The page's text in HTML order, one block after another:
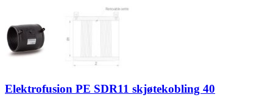
Elektrofusion PE SDR11 skjøtekobling 40